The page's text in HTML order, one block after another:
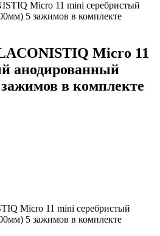
Micro 11
анодированный
в комплекте
Micro 11 mini серебристый
5 зажимов в комплекте